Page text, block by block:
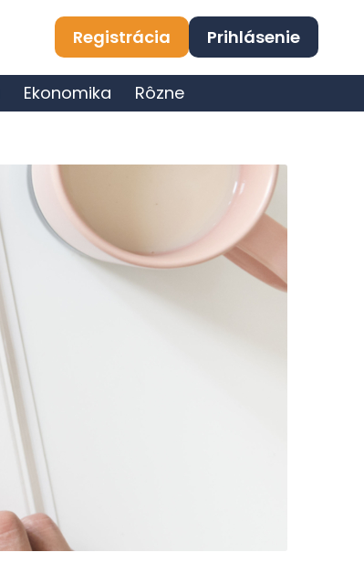
Registrácia Prihlásenie
Ekonomika Rôzne